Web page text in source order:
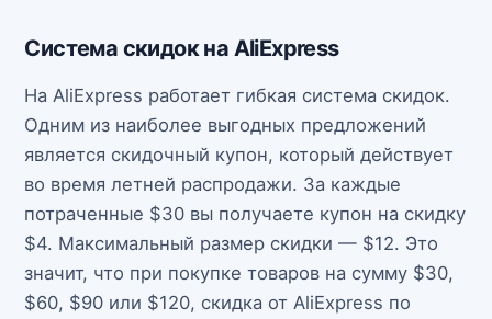
Система скидок на AliExpress
На AliExpress работает гибкая система скидок.
Одним из наиболее выгодных предложений
является скидочный купон, который действует
во время летней распродажи. За каждые
потраченные $30 вы получаете купон на скидку
$4. Максимальный размер скидки — $12. Это
значит, что при покупке товаров на сумму $30,
$60, $90 или $120, скидка от AliExpress по